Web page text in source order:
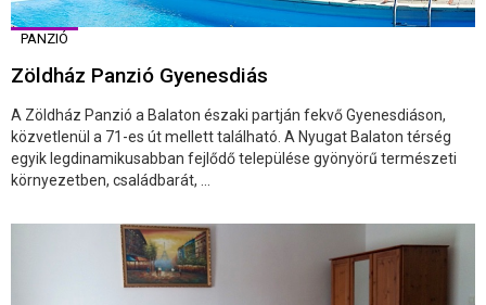
PANZIÓ
Zöldház Panzió Gyenesdiás
A Zöldház Panzió a Balaton északi partján fekvő Gyenesdiáson,
közvetlenül a 71-es út mellett található. A Nyugat Balaton térség
egyik legdinamikusabban fejlődő települése gyönyörű természeti
környezetben, családbarát, ...